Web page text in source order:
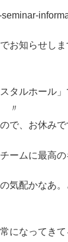
お知らせしま
ルホール」
、お休みで
ームに最高
気配かなあ。
になってきて